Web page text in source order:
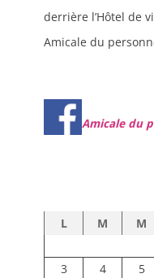
derrière l’Hôtel de
Amicale du
Amicale du
L M M
3
4 5